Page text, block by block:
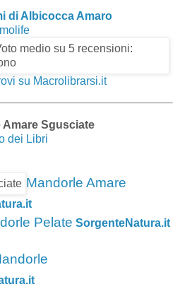
di Albicocca Amaro
su Macrolibrarsi.it
Amare Sgusciate
dei Libri
Mandorle Amare
Pelate SorgenteNatura.it